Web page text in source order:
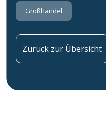
Großhandel
Zurück zur Übersicht